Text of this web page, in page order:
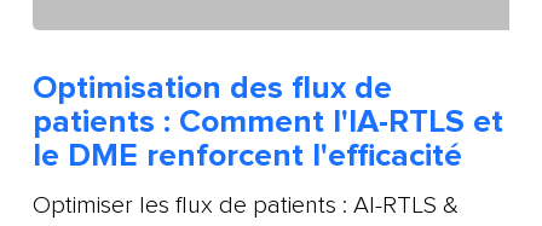
Optimisation des flux de
patients : Comment l'IA-RTLS et
le DME renforcent l'efficacité
Optimiser les flux de patients : AI-RTLS &